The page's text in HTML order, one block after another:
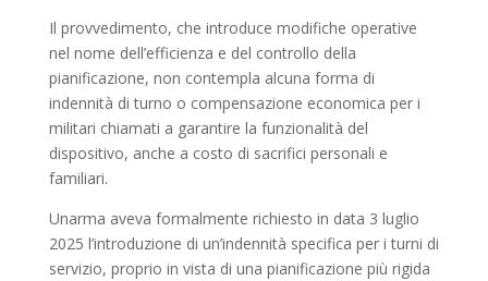
Il provvedimento, che introduce modifiche operative
nel nome dell’efficienza e del controllo della
pianificazione, non contempla alcuna forma di
indennità di turno o compensazione economica per i
militari chiamati a garantire la funzionalità del
dispositivo, anche a costo di sacrifici personali e
familiari.
Unarma aveva formalmente richiesto in data 3 luglio
2025 l’introduzione di un’indennità specifica per i turni di
servizio, proprio in vista di una pianificazione più rigida